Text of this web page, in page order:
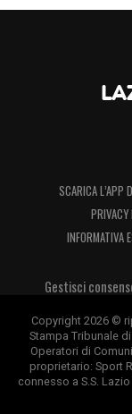
SCARICA L’APP
PRIVACY
INFORMATIVA
Gestisci
Copyright 2026 ©
Stampa Tribunale
Operatori di
proprietario: Sport
connesso a S.S.